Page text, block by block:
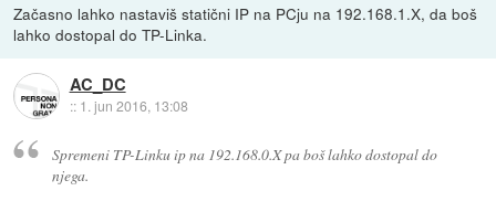
Začasno lahko nastaviš statični IP na PCju na 192.168.1.X, da boš
lahko dostopal do TP-Linka.
AC_DC
:: 1. jun 2016, 13:08
Spremeni TP-Linku ip na 192.168.0.X pa boš lahko dostopal do
njega.